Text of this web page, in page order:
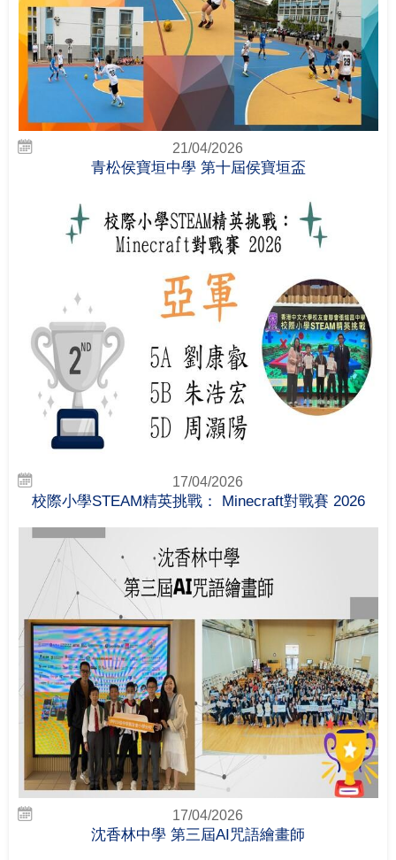
21/04/2026
青松侯寶垣中學 第十屆侯寶垣盃
17/04/2026
校際小學STEAM精英挑戰： Minecraft對戰賽 2026
17/04/2026
沈香林中學 第三屆AI咒語繪畫師